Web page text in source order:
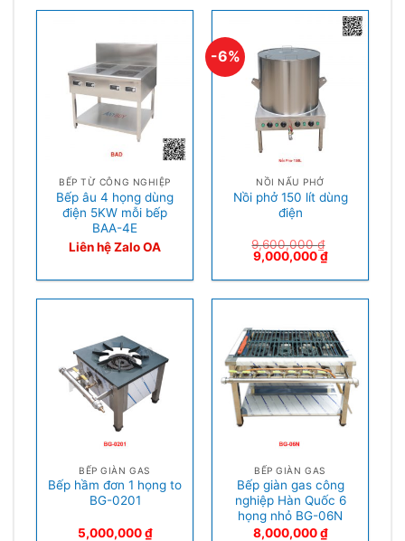
BẾP TỪ CÔNG NGHIỆP
Bếp âu 4 họng dùng
điện 5KW mỗi bếp
BAA-4E
Liên hệ Zalo OA
-6%
NỒI NẤU PHỞ
Nồi phở 150 lít dùng
điện
9,600,000₫
9,000,000₫
BẾP GIÀN GAS
Bếp hầm đơn 1 họng to
BG-0201
5,000,000₫
BẾP GIÀN GAS
Bếp giàn gas công
nghiệp Hàn Quốc 6
họng nhỏ BG-06N
8,000,000₫